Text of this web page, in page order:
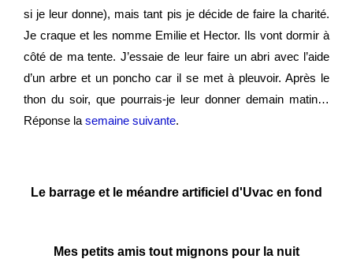
si je leur donne), mais tant pis je décide de faire la charité.
Je craque et les nomme Emilie et Hector. Ils vont dormir à
côté de ma tente. J’essaie de leur faire un abri avec l’aide
d’un arbre et un poncho car il se met à pleuvoir. Après le
thon du soir, que pourrais-je leur donner demain matin…
Réponse la semaine suivante.
Le barrage et le méandre artificiel d'Uvac en fond
Mes petits amis tout mignons pour la nuit